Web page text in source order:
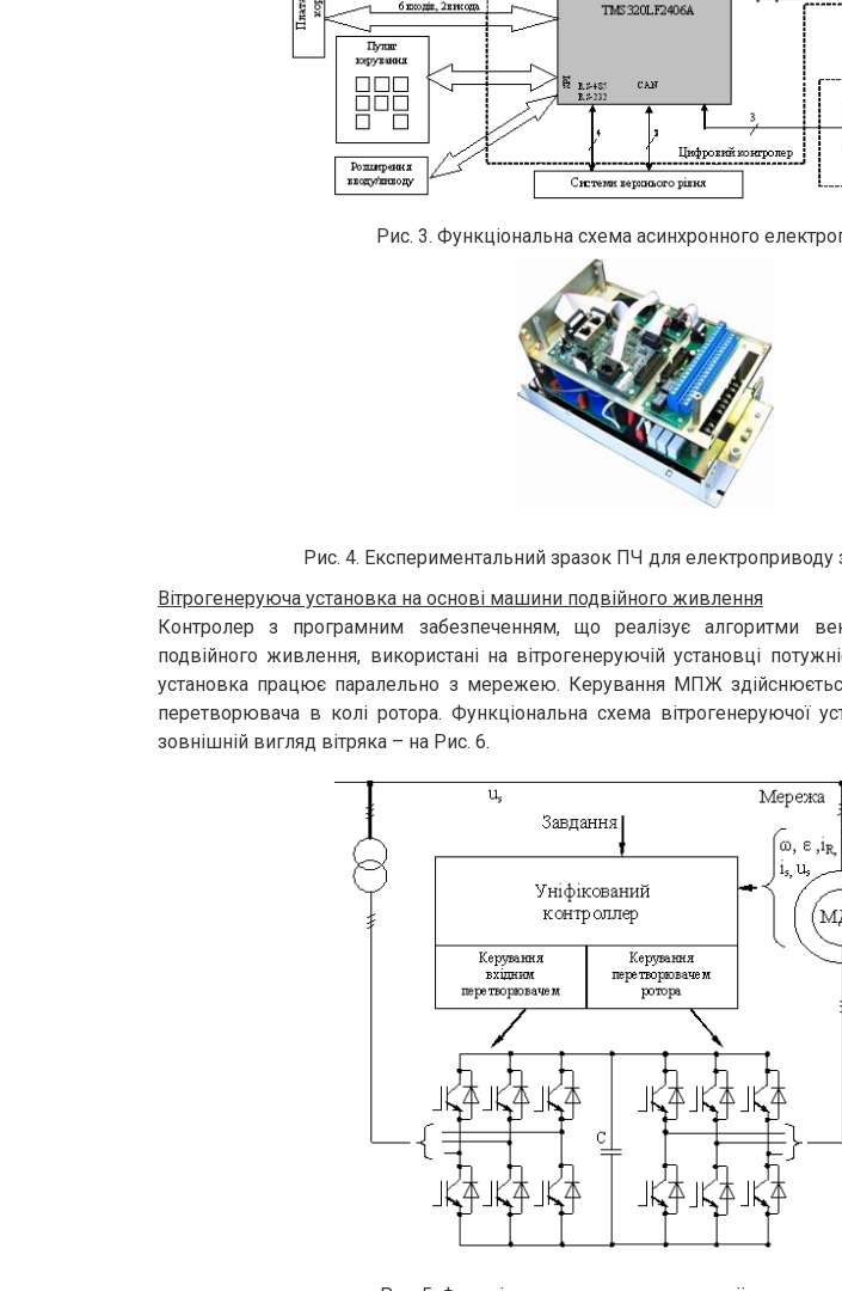
Рис. 3. Функціональна схема асинхронного
Рис. 4. Експериментальний зразок ПЧ для електроприводу
Вітрогенеруюча установка на основі машини подвійного живлення
Контролер з програмним забезпеченням, що реалізує алгоритми
подвійного живлення, використані на вітрогенеруючій установці
установка працює паралельно з мережею. Керування МПЖ
перетворювача в колі ротора. Функціональна схема вітрогенеруючої
зовнішній вигляд вітряка – на Рис. 6.